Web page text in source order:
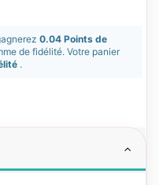
0.04 Points de
de fidélité. Votre panier
.